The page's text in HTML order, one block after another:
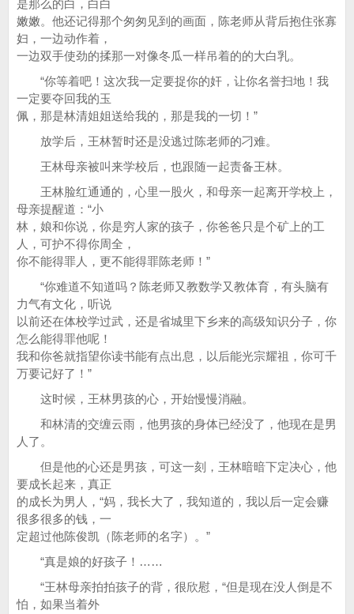
是那么的白，白白
嫩嫩。他还记得那个匆匆见到的画面，陈老师从背后抱住张寡
妇，一边动作着，
一边双手使劲的揉那一对像冬瓜一样吊着的的大白乳。
“你等着吧！这次我一定要捉你的奸，让你名誉扫地！我
一定要夺回我的玉
佩，那是林清姐姐送给我的，那是我的一切！”
放学后，王林暂时还是没逃过陈老师的刁难。
王林母亲被叫来学校后，也跟随一起责备王林。
王林脸红通通的，心里一股火，和母亲一起离开学校上，
母亲提醒道：“小
林，娘和你说，你是穷人家的孩子，你爸爸只是个矿上的工
人，可护不得你周全，
你不能得罪人，更不能得罪陈老师！”
“你难道不知道吗？陈老师又教数学又教体育，有头脑有
力气有文化，听说
以前还在体校学过武，还是省城里下乡来的高级知识分子，你
怎么能得罪他呢！
我和你爸就指望你读书能有点出息，以后能光宗耀祖，你可千
万要记好了！”
这时候，王林男孩的心，开始慢慢消融。
和林清的交缠云雨，他男孩的身体已经没了，他现在是男
人了。
但是他的心还是男孩，可这一刻，王林暗暗下定决心，他
要成长起来，真正
的成长为男人，“妈，我长大了，我知道的，我以后一定会赚
很多很多的钱，一
定超过他陈俊凯（陈老师的名字）。”
“真是娘的好孩子！……
“王林母亲拍拍孩子的背，很欣慰，“但是现在没人倒是不
怕，如果当着外